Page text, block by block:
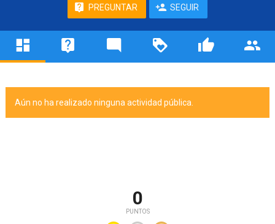
PREGUNTAR SEGUIR
Aún no ha realizado ninguna actividad pública.
0
PUNTOS